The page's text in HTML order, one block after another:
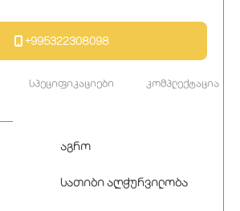
სპეციფიკაციები კომპლექტაცია
აგრო
სათიბი აღჭურვილობა
+995322308098